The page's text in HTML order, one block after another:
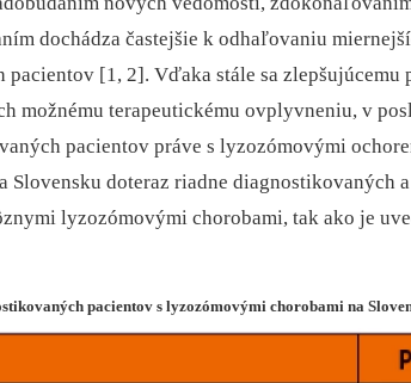
dochádza častejšie k odhaľovaniu
pacientov [1, 2]. Vďaka stále sa zlepšujúcemu
možnému terapeutickému ovplyvneniu, v
pacientov práve s lyzozómovými
Slovensku doteraz riadne diagnostikovaných
lyzozómovými chorobami, tak ako je
pacientov s lyzozómovými chorobami na